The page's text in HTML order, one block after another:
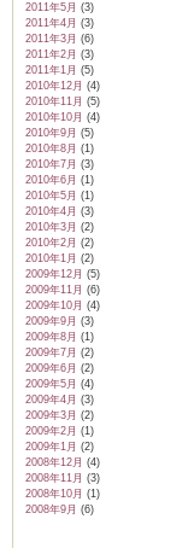
2011年5月 (3)
2011年4月 (3)
2011年3月 (6)
2011年2月 (3)
2011年1月 (5)
2010年12月 (4)
2010年11月 (5)
2010年10月 (4)
2010年9月 (5)
2010年8月 (1)
2010年7月 (3)
2010年6月 (1)
2010年5月 (1)
2010年4月 (3)
2010年3月 (2)
2010年2月 (2)
2010年1月 (2)
2009年12月 (5)
2009年11月 (6)
2009年10月 (4)
2009年9月 (3)
2009年8月 (1)
2009年7月 (2)
2009年6月 (2)
2009年5月 (4)
2009年4月 (3)
2009年3月 (2)
2009年2月 (1)
2009年1月 (2)
2008年12月 (4)
2008年11月 (3)
2008年10月 (1)
2008年9月 (6)